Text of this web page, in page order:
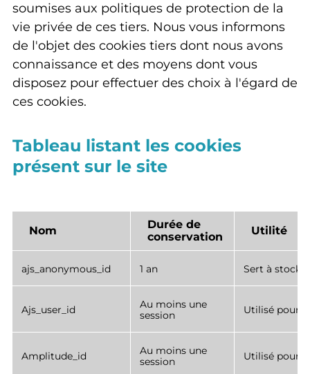
soumises aux politiques de protection de la
vie privée de ces tiers. Nous vous informons
de l'objet des cookies tiers dont nous avons
connaissance et des moyens dont vous
disposez pour effectuer des choix à l'égard de
ces cookies.
Tableau listant les cookies
présent sur le site
Nom
Durée de
conservation
Utilité
ajs_anonymous_id 1 an Sert à
Ajs_user_id
Au moins une
session
Utilisé pour
Amplitude_id
Au moins une
session
Utilisé pour